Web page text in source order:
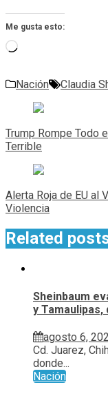
Me gusta esto:
Cargando...
Nación Claudia
Navegación
de
entradas
Trump Rompe Todo
Terrible
Alerta Roja de EU al
Violencia
Related
Sheinbaum
y
agosto 6,
Cd. Juarez,
donde...
Nación